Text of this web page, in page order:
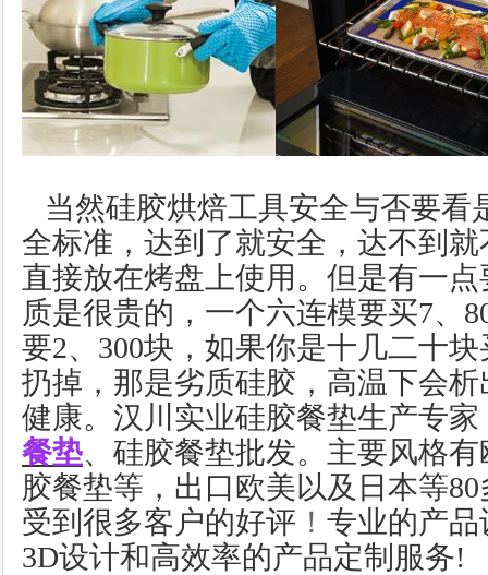
当然硅胶烘焙工具安全与否要看
全标准，达到了就安全，达不到
直接放在烤盘上使用。但是有一
质是很贵的，一个六连模要买7、
要2、300块，如果你是十几二十
扔掉，那是劣质硅胶，高温下会
健康。汉川实业硅胶餐垫生产专家
餐垫、硅胶餐垫批发。主要风格
胶餐垫等，出口欧美以及日本等
受到很多客户的好评 ！ 专业的产品
3D设计和高效率的产品定制服务!